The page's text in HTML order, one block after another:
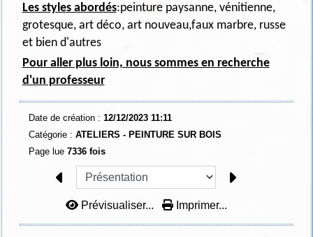
Les styles abordés:peinture paysanne, vénitienne,
grotesque, art déco, art nouveau,faux marbre, russe
et bien d'autres
Pour aller plus loin, nous sommes en recherche
d'un professeur
Date de création : 12/12/2023 11:11
Catégorie : ATELIERS - PEINTURE SUR BOIS
Page lue 7336 fois
Prévisualiser... Imprimer...